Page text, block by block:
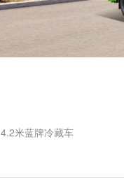
4.2米蓝牌冷藏车